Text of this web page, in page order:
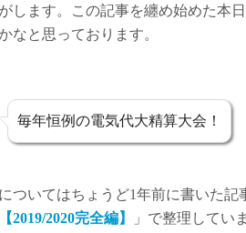
します。この記事を纏め始めた本
なと思っております。
毎年恒例の電気代大精算大会！
ついてはちょうど1年前に書いた記
2019/2020完全編】
」で整理してい